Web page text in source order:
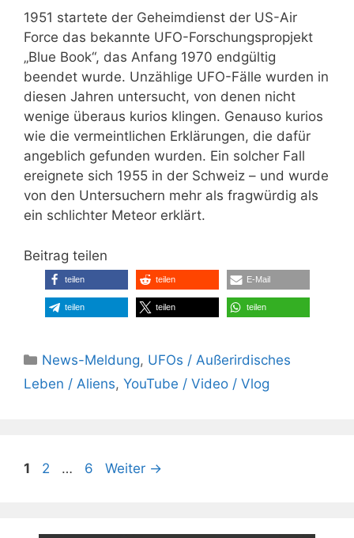
1951 startete der Geheimdienst der US-Air
Force das bekannte UFO-Forschungspropjekt
„Blue Book“, das Anfang 1970 endgültig
beendet wurde. Unzählige UFO-Fälle wurden in
diesen Jahren untersucht, von denen nicht
wenige überaus kurios klingen. Genauso kurios
wie die vermeintlichen Erklärungen, die dafür
angeblich gefunden wurden. Ein solcher Fall
ereignete sich 1955 in der Schweiz – und wurde
von den Untersuchern mehr als fragwürdig als
ein schlichter Meteor erklärt.
Beitrag teilen
teilen teilen E-Mail
teilen teilen teilen
Kategorien
News-Meldung, UFOs / Außerirdisches
Leben / Aliens, YouTube / Video / Vlog
Seite
1 Seite
2 … Seite
6 Weiter →